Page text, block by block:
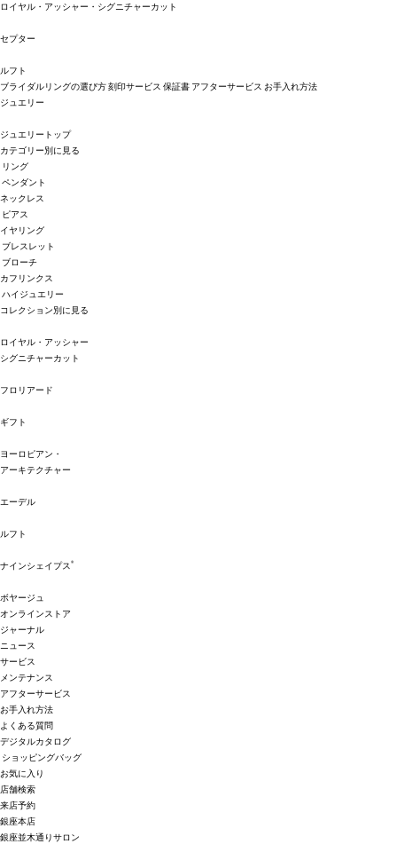
ロイヤル・アッシャー・シグニチャーカット
セプター
ルフト
ブライダルリングの選び方刻印サービス 保証書 アフターサービス お手入れ方法
ジュエリー
ジュエリートップ
カテゴリー別に見る
リング
ペンダント
ネックレス
ピアス
イヤリング
ブレスレット
ブローチ
カフリンクス
ハイジュエリー
コレクション別に見る
ロイヤル・アッシャー
シグニチャーカット
フロリアード
ギフト
ヨーロピアン・
アーキテクチャー
エーデル
ルフト
ナインシェイプス®
ボヤージュ
オンラインストア
ジャーナル
ニュース
サービス
メンテナンス
アフターサービス
お手入れ方法
よくある質問
デジタルカタログ
ショッピングバッグ
お気に入り
店舗検索
来店予約
銀座本店
銀座並木通りサロン